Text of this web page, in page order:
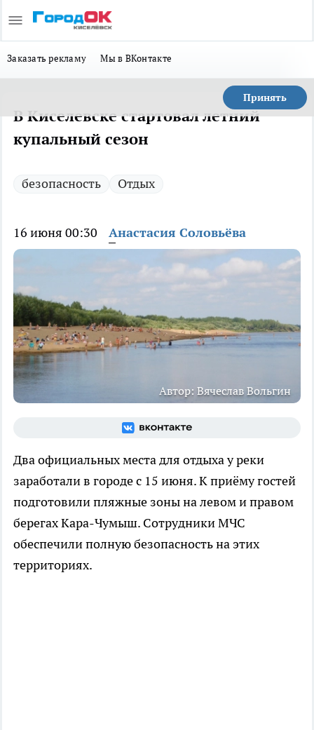
Заказать рекламу Мы в ВКонтакте
Принять
В Киселевске стартовал летний
купальный сезон
безопасность Отдых
16 июня 00:30 Анастасия Соловьёва
Автор: Вячеслав Вольгин
Два официальных места для отдыха у реки
заработали в городе с 15 июня. К приёму гостей
подготовили пляжные зоны на левом и правом
берегах Кара-Чумыш. Сотрудники МЧС
обеспечили полную безопасность на этих
территориях.